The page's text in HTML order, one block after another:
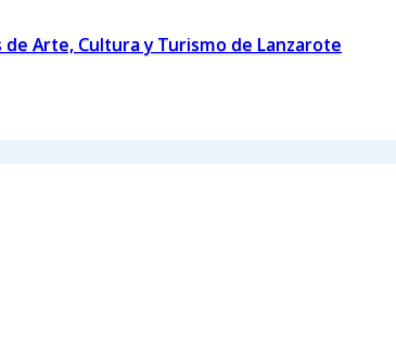
de Arte, Cultura y Turismo de Lanzarote